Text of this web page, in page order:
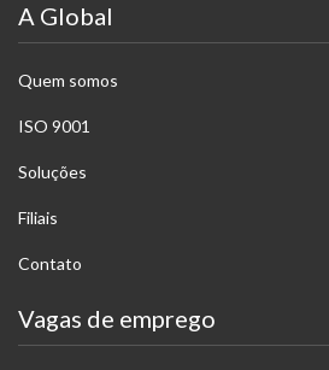
A Global
Quem somos
ISO 9001
Soluções
Filiais
Contato
Vagas de emprego